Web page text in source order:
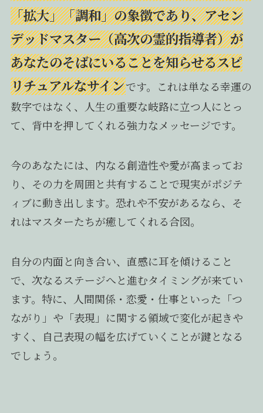
「拡大」「調和」の象徴であり、アセン
デッドマスター（高次の霊的指導者）が
あなたのそばにいることを知らせるスピ
リチュアルなサインです。これは単なる幸運の
数字ではなく、人生の重要な岐路に立つ人にとっ
て、背中を押してくれる強力なメッセージです。
今のあなたには、内なる創造性や愛が高まってお
り、その力を周囲と共有することで現実がポジテ
ィブに動き出します。恐れや不安があるなら、そ
れはマスターたちが癒してくれる合図。
自分の内面と向き合い、直感に耳を傾けること
で、次なるステージへと進むタイミングが来てい
ます。特に、人間関係・恋愛・仕事といった「つ
ながり」や「表現」に関する領域で変化が起きや
すく、自己表現の幅を広げていくことが鍵となる
でしょう。